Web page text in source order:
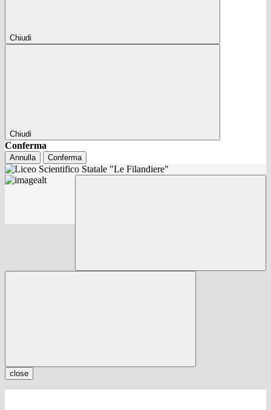
Chiudi
Chiudi
Conferma
Annulla Conferma
close